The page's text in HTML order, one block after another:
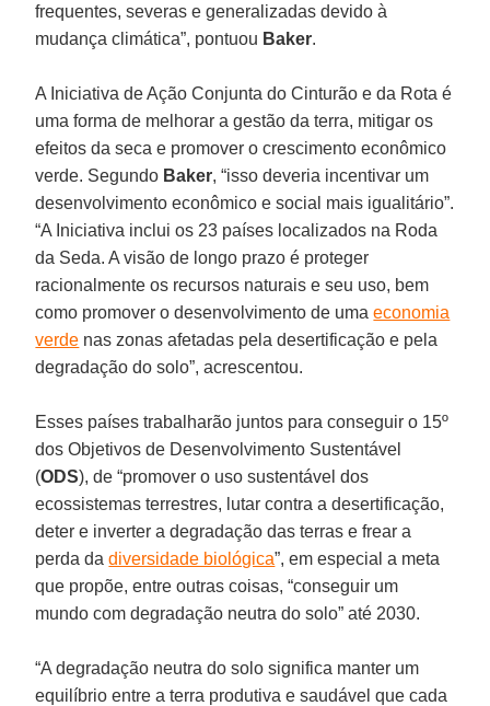
frequentes, severas e generalizadas devido à
mudança climática”, pontuou Baker.
A Iniciativa de Ação Conjunta do Cinturão e da Rota é
uma forma de melhorar a gestão da terra, mitigar os
efeitos da seca e promover o crescimento econômico
verde. Segundo Baker, “isso deveria incentivar um
desenvolvimento econômico e social mais igualitário”.
“A Iniciativa inclui os 23 países localizados na Roda
da Seda. A visão de longo prazo é proteger
racionalmente os recursos naturais e seu uso, bem
como promover o desenvolvimento de umaeconomia
verde nas zonas afetadas pela desertificação e pela
degradação do solo”, acrescentou.
Esses países trabalharão juntos para conseguir o 15º
dos Objetivos de Desenvolvimento Sustentável
(ODS), de “promover o uso sustentável dos
ecossistemas terrestres, lutar contra a desertificação,
deter e inverter a degradação das terras e frear a
perda dadiversidade biológica”, em especial a meta
que propõe, entre outras coisas, “conseguir um
mundo com degradação neutra do solo” até 2030.
“A degradação neutra do solo significa manter um
equilíbrio entre a terra produtiva e saudável que cada